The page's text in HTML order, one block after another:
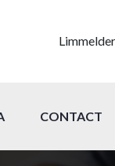
CONTACT